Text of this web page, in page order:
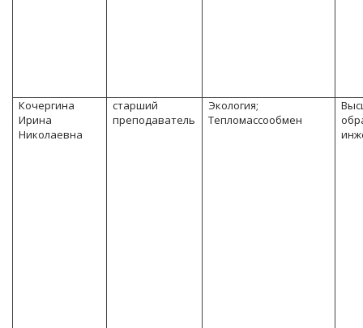
Кочергина
Ирина
Николаевна
старший
преподаватель
Экология;
Тепломассообмен